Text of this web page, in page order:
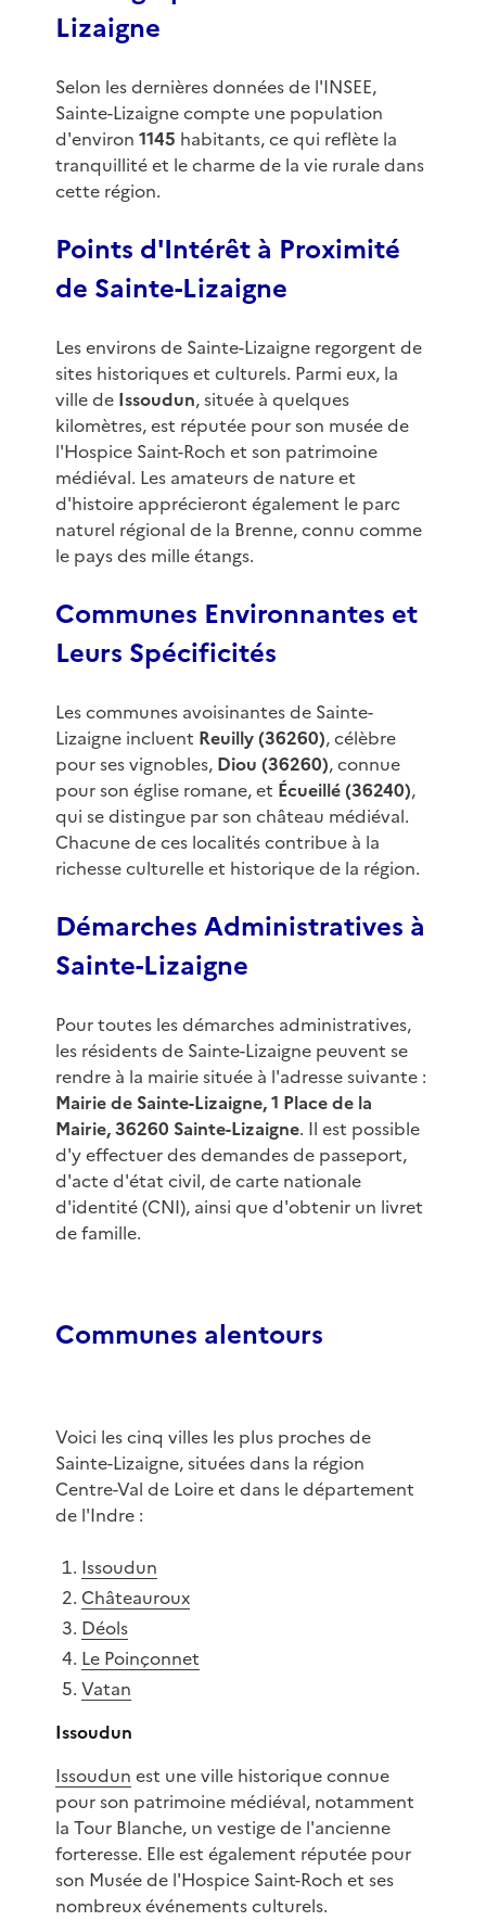
Lizaigne
Selon les dernières données de l'INSEE,
Sainte-Lizaigne compte une population
d'environ 1145 habitants, ce qui reflète la
tranquillité et le charme de la vie rurale dans
cette région.
Points d'Intérêt à Proximité
de Sainte-Lizaigne
Les environs de Sainte-Lizaigne regorgent de
sites historiques et culturels. Parmi eux, la
ville de Issoudun, située à quelques
kilomètres, est réputée pour son musée de
l'Hospice Saint-Roch et son patrimoine
médiéval. Les amateurs de nature et
d'histoire apprécieront également le parc
naturel régional de la Brenne, connu comme
le pays des mille étangs.
Communes Environnantes et
Leurs Spécificités
Les communes avoisinantes de Sainte-
Lizaigne incluent Reuilly (36260), célèbre
pour ses vignobles, Diou (36260), connue
pour son église romane, et Écueillé (36240),
qui se distingue par son château médiéval.
Chacune de ces localités contribue à la
richesse culturelle et historique de la région.
Démarches Administratives à
Sainte-Lizaigne
Pour toutes les démarches administratives,
les résidents de Sainte-Lizaigne peuvent se
rendre à la mairie située à l'adresse suivante :
Mairie de Sainte-Lizaigne, 1 Place de la
Mairie, 36260 Sainte-Lizaigne. Il est possible
d'y effectuer des demandes de passeport,
d'acte d'état civil, de carte nationale
d'identité (CNI), ainsi que d'obtenir un livret
de famille.
Communes alentours
Voici les cinq villes les plus proches de
Sainte-Lizaigne, situées dans la région
Centre-Val de Loire et dans le département
de l'Indre :
Issoudun
Châteauroux
Déols
Le Poinçonnet
Vatan
Issoudun
Issoudun est une ville historique connue
pour son patrimoine médiéval, notamment
la Tour Blanche, un vestige de l'ancienne
forteresse. Elle est également réputée pour
son Musée de l'Hospice Saint-Roch et ses
nombreux événements culturels.